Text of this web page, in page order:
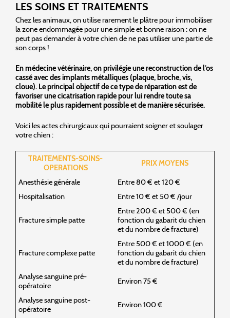
LES SOINS ET TRAITEMENTS
Chez les animaux, on utilise rarement le plâtre pour immobiliser
la zone endommagée pour une simple et bonne raison : on ne
peut pas demander à votre chien de ne pas utiliser une partie de
son corps !
En médecine vétérinaire, on privilégie une reconstruction de l’os
cassé avec des implants métalliques (plaque, broche, vis,
cloue). Le principal objectif de ce type de réparation est de
favoriser une cicatrisation rapide pour lui rendre toute sa
mobilité le plus rapidement possible et de manière sécurisée.
Voici les actes chirurgicaux qui pourraient soigner et soulager
votre chien :
TRAITEMENTS-SOINS-
OPERATIONS
PRIX MOYENS
Anesthésie générale
Entre 80 € et 120 €
Hospitalisation
Entre 10 € et 50 € /jour
Fracture simple patte
Entre 200 € et 500 € (en
fonction du gabarit du chien
et du nombre de fracture)
Fracture complexe patte
Entre 500 € et 1000 € (en
fonction du gabarit du chien
et du nombre de fracture)
Analyse sanguine pré-
opératoire
Environ 75 €
Analyse sanguine post-
opératoire
Environ 100 €